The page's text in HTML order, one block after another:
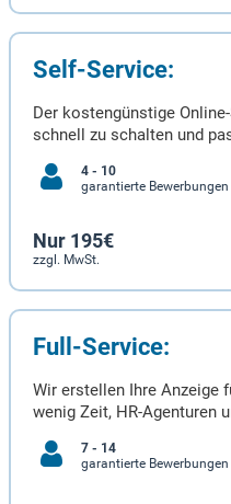
Self-Service:
Der kostengünstige
schnell zu schalten und
4 - 10
garantierte Bewerbungen
Nur 195€
zzgl. MwSt.
Full-Service:
Wir erstellen Ihre Anzeige
wenig Zeit, HR-Agenturen
7 - 14
garantierte Bewerbungen